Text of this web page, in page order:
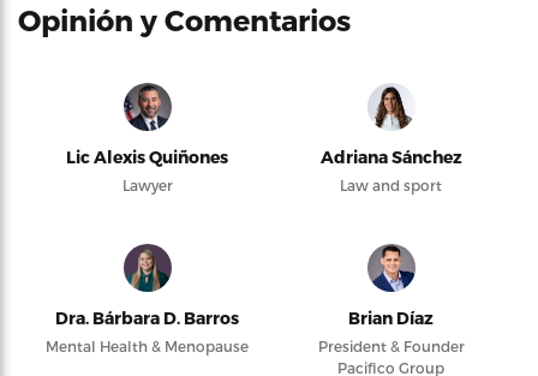
Opinión y Comentarios
Lic Alexis Quiñones
Lawyer
Adriana Sánchez
Law and sport
Dra. Bárbara D. Barros
Mental Health & Menopause
Brian Díaz
President & Founder
Pacifico Group